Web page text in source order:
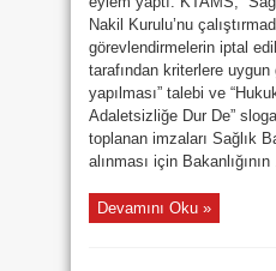
Nakil Kurulu’nu
görevlendirmelerin iptal
tarafından kriterlere
yapılması” talebi ve
Adaletsizliğe Dur De”
toplanan imzaları Sağlık
alınması için Bakanlığının
Devamını Oku »